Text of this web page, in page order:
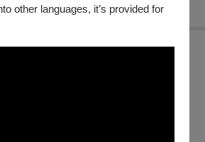
other languages, it’s provided for
1名購票5折優待，入場時應出示身心
者購票可享5折優惠，入場時請出示